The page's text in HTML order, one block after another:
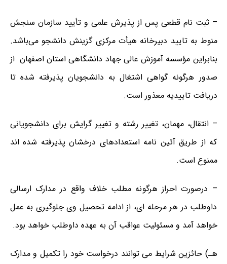
– ثبت نام قطعی پس از پذیرش علمی و تأیید سازمان سنجش
منوط به تایید دبیرخانه هیأت مرکزی گزینش دانشجو می‌باشد.
بنابراین مؤسسه آموزش عالی جهاد دانشگاهی استان اصفهان از
صدور هرگونه گواهی اشتغال به دانشجویان پذیرفته شده تا
دریافت تاییدیه معذور است.
– انتقال، مهمان، تغییر رشته و تغییر گرایش برای دانشجویانی
که از طریق آئین نامه استعدادهای درخشان پذیرفته شده اند
ممنوع است.
– درصورت احراز هرگونه مطلب خلاف واقع در مدارک ارسالی
داوطلب در هر مرحله ای، از ادامه تحصیل وی جلوگیری به عمل
خواهد آمد و مسئولیت عواقب آن به عهده داوطلب خواهد بود.
هـ) حائزین شرایط می توانند درخواست خود را تکمیل و مدارک